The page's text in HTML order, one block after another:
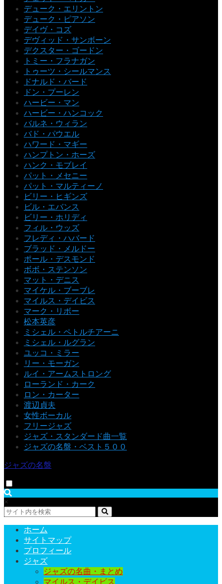
デューク・エリントン
デューク・ピアソン
デイヴ・コズ
デヴィッド・サンボーン
デクスター・ゴードン
トミー・フラナガン
トゥーツ・シールマンス
ドナルド・バード
ドン・プーレン
ハービー・マン
ハービー・ハンコック
バルネ・ウィラン
バド・パウエル
ハワード・マギー
ハンプトン・ホーズ
ハンク・モブレイ
パット・メセニー
パット・マルティーノ
ビリー・ヒギンズ
ビル・エバンス
ビリー・ホリディ
フィル・ウッズ
フレディ・ハバード
ブラッド・メルドー
ポール・デスモンド
ボボ・ステンソン
マット・デニス
マイケル・ブーブレ
マイルス・デイビス
マーク・リボー
松本英彦
ミシェル・ペトルチアーニ
ミシェル・ルグラン
ユッコ・ミラー
リー・モーガン
ルイ・アームストロング
ローランド・カーク
ロン・カーター
渡辺貞夫
女性ボーカル
フリージャズ
ジャズ・スタンダード曲一覧
ジャズの名盤・ベスト５００
ジャズの名盤
×
ホーム
サイトマップ
プロフィール
ジャズ
ジャズの名曲・まとめ
マイルス・デイビス